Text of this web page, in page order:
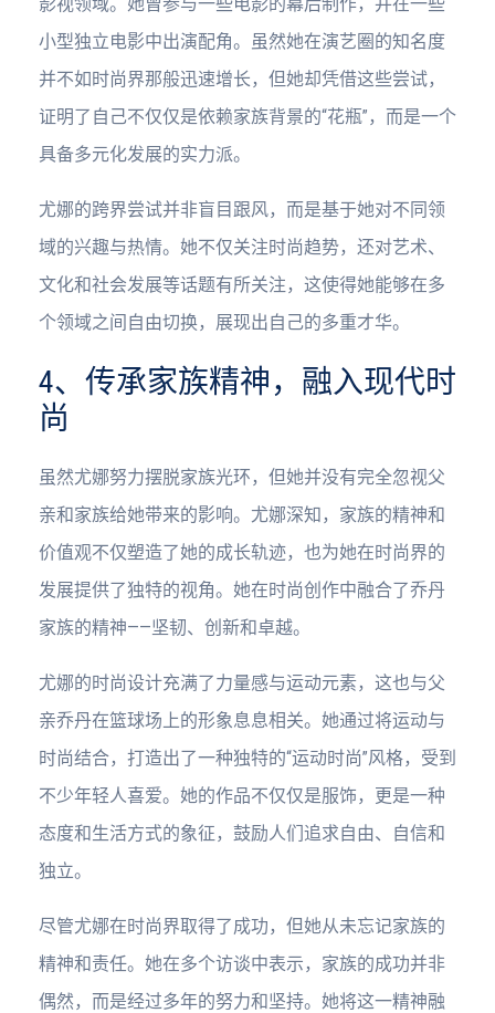
小型独立电影中出演配角。虽然她在演艺圈的知名度
并不如时尚界那般迅速增长，但她却凭借这些尝试，
证明了自己不仅仅是依赖家族背景的“花瓶”，而是一个
具备多元化发展的实力派。
尤娜的跨界尝试并非盲目跟风，而是基于她对不同领
域的兴趣与热情。她不仅关注时尚趋势，还对艺术、
文化和社会发展等话题有所关注，这使得她能够在多
个领域之间自由切换，展现出自己的多重才华。
4、传承家族精神，融入现代时
尚
虽然尤娜努力摆脱家族光环，但她并没有完全忽视父
亲和家族给她带来的影响。尤娜深知，家族的精神和
价值观不仅塑造了她的成长轨迹，也为她在时尚界的
发展提供了独特的视角。她在时尚创作中融合了乔丹
家族的精神——坚韧、创新和卓越。
尤娜的时尚设计充满了力量感与运动元素，这也与父
亲乔丹在篮球场上的形象息息相关。她通过将运动与
时尚结合，打造出了一种独特的“运动时尚”风格，受到
不少年轻人喜爱。她的作品不仅仅是服饰，更是一种
态度和生活方式的象征，鼓励人们追求自由、自信和
独立。
尽管尤娜在时尚界取得了成功，但她从未忘记家族的
精神和责任。她在多个访谈中表示，家族的成功并非
偶然，而是经过多年的努力和坚持。她将这一精神融